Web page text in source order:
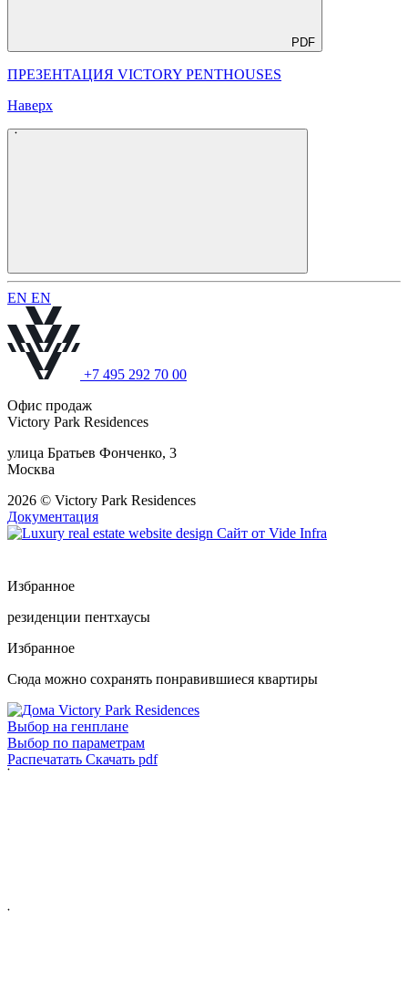
PDF
ПРЕЗЕНТАЦИЯ VICTORY PENTHOUSES
Наверх
EN EN
+7 495 292 70 00
Офис продаж
Victory Park Residences
улица Братьев Фонченко, 3
Москва
2026 © Victory Park Residences
Документация
Сайт от Vide Infra
Избранное
резиденции пентхаусы
Избранное
Сюда можно сохранять понравившиеся квартиры
Выбор на генплане
Выбор по параметрам
Распечатать Скачать pdf